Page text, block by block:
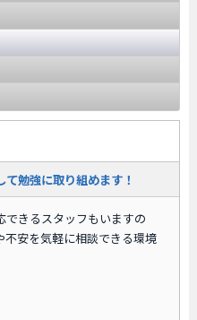
勉強に取り組めます！
きるスタッフもいますの
安を気軽に相談できる環境